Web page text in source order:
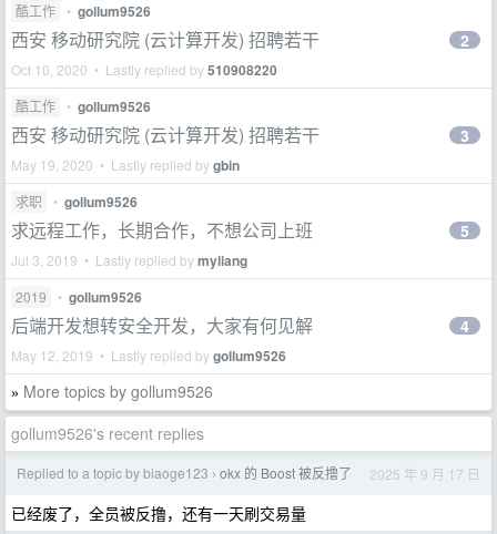
酷工作 • gollum9526
西安 移动研究院 (云计算开发) 招聘若干
Oct 10, 2020 • Lastly replied by510908220
2
酷工作 • gollum9526
西安 移动研究院 (云计算开发) 招聘若干
May 19, 2020 • Lastly replied bygbin
3
求职 • gollum9526
求远程工作，长期合作，不想公司上班
Jul 3, 2019 • Lastly replied bymyliang
5
2019 • gollum9526
后端开发想转安全开发，大家有何见解
May 12, 2019 • Lastly replied bygollum9526
4
» More topics by gollum9526
gollum9526's recent replies
Replied to a topic by biaoge123 › okx 的 Boost 被反撸了 2025 年 9 月 17 日
已经废了，全员被反撸，还有一天刷交易量